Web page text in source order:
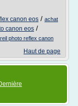
canon eos / achat
canon eos /
photo reflex canon
Haut de page